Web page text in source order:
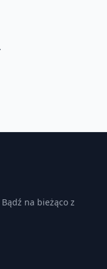
na bieżąco z